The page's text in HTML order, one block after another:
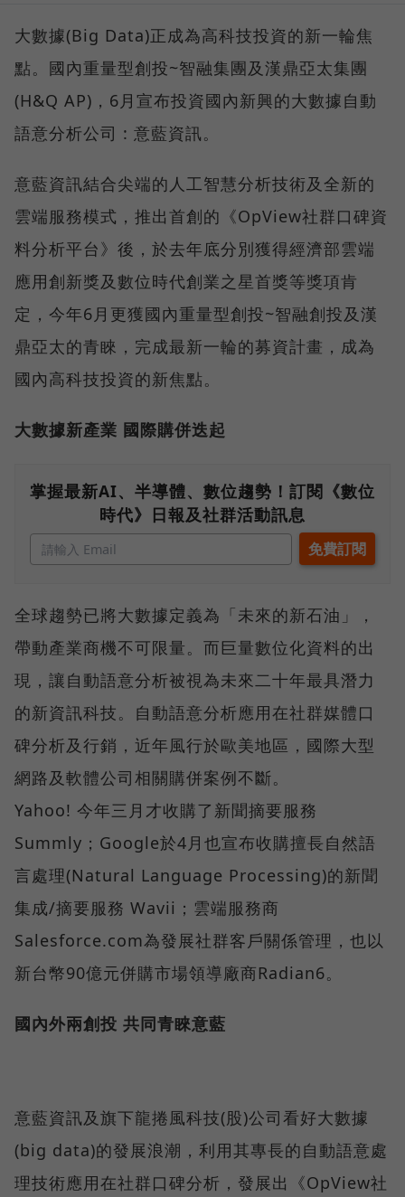
大數據(Big Data)正成為高科技投資的新一輪焦
點。國內重量型創投~智融集團及漢鼎亞太集團
(H&Q AP)，6月宣布投資國內新興的大數據自動
語意分析公司 : 意藍資訊。
意藍資訊結合尖端的人工智慧分析技術及全新的
雲端服務模式，推出首創的《OpView社群口碑資
料分析平台》後，於去年底分別獲得經濟部雲端
應用創新獎及數位時代創業之星首獎等獎項肯
定，今年6月更獲國內重量型創投~智融創投及漢
鼎亞太的青睞，完成最新一輪的募資計畫，成為
國內高科技投資的新焦點。
大數據新產業 國際購併迭起
掌握最新AI、半導體、數位趨勢！訂閱《數位
時代》日報及社群活動訊息
全球趨勢已將大數據定義為「未來的新石油」，
帶動產業商機不可限量。而巨量數位化資料的出
現，讓自動語意分析被視為未來二十年最具潛力
的新資訊科技。自動語意分析應用在社群媒體口
碑分析及行銷，近年風行於歐美地區，國際大型
網路及軟體公司相關購併案例不斷。
Yahoo! 今年三月才收購了新聞摘要服務
Summly；Google於4月也宣布收購擅長自然語
言處理(Natural Language Processing)的新聞
集成/摘要服務 Wavii；雲端服務商
Salesforce.com為發展社群客戶關係管理，也以
新台幣90億元併購市場領導廠商Radian6。
國內外兩創投 共同青睞意藍
意藍資訊及旗下龍捲風科技(股)公司看好大數據
(big data)的發展浪潮，利用其專長的自動語意處
理技術應用在社群口碑分析，發展出《OpView社